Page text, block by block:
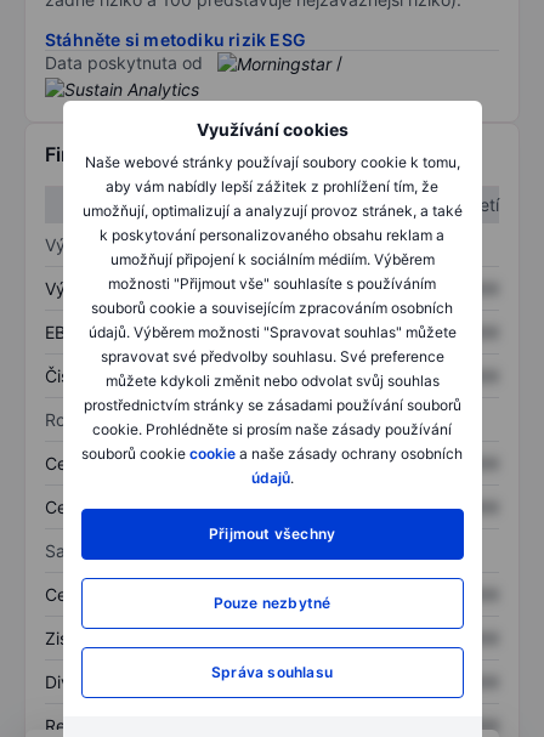
Využívání cookies
Naše webové stránky používají soubory cookie k tomu,
aby vám nabídly lepší zážitek z prohlížení tím, že
umožňují, optimalizují a analyzují provoz stránek, a také
k poskytování personalizovaného obsahu reklam a
umožňují připojení k sociálním médiím. Výběrem
možnosti "Přijmout vše" souhlasíte s používáním
souborů cookie a souvisejícím zpracováním osobních
údajů. Výběrem možnosti "Spravovat souhlas" můžete
spravovat své předvolby souhlasu. Své preference
můžete kdykoli změnit nebo odvolat svůj souhlas
prostřednictvím stránky se zásadami používání souborů
cookie. Prohlédněte si prosím naše zásady používání
souborů cookie cookie a naše zásady ochrany osobních
údajů.
Přijmout všechny
Pouze nezbytné
Správa souhlasu
Stáhněte si metodiku rizik ESG
Data poskytnuta od
/
Finanční informace
1. čtvrtletí
2. čtvrtletí
Výkaz zisku a ztráty
Výnos XXXXXXX XXXXXXX
EBITDA XXXXXXX XXXXXXX
Čistý příjem XXXXXXX XXXXXXX
Rozvaha
Celková aktiva XXXXXXX XXXXXXX
Celkový dluh XXXXXXX XXXXXXX
Sazby
Cena/tržby XXXXXXX
Zisk na akcii
Dividenda na akcii XXXXXXX
Rentabilita kapitálu
XXXXXXX